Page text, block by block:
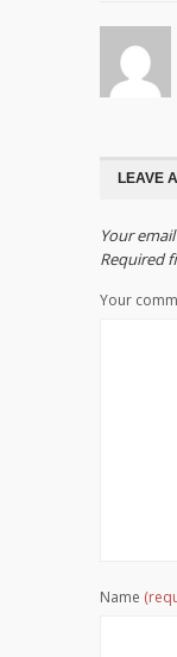
LEAVE
Your
Required
Your
Name